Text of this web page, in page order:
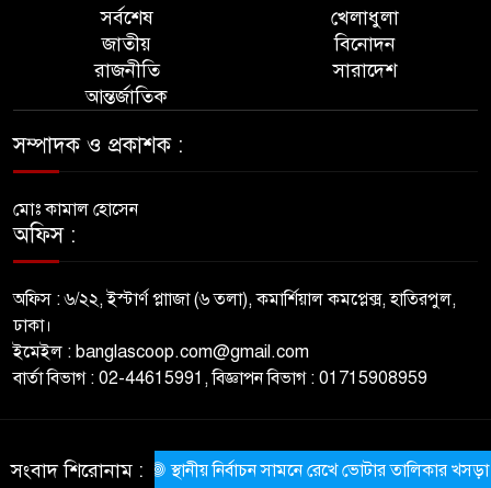
সর্বশেষ
জাতীয়
রাজনীতি
আন্তর্জাতিক
খেলাধুলা
বিনোদন
সারাদেশ
সম্পাদক ও প্রকাশক :
মোঃ কামাল হোসেন
অফিস :
অফিস : ৬/২২, ইস্টার্ণ প্লাাজা (৬ তলা), কমার্শিয়াল কমপ্লেক্স, হাতিরপুল,
ঢাকা।
ইমেইল : banglascoop.com@gmail.com
বার্তা বিভাগ : 02-44615991, বিজ্ঞাপন বিভাগ : 01715908959
© All rights reserved © BanglaScoop
সংবাদ শিরোনাম :স্থানীয় নির্বাচন সামনে রেখে ভোটার তালিকার খসড়া প্রকাশ